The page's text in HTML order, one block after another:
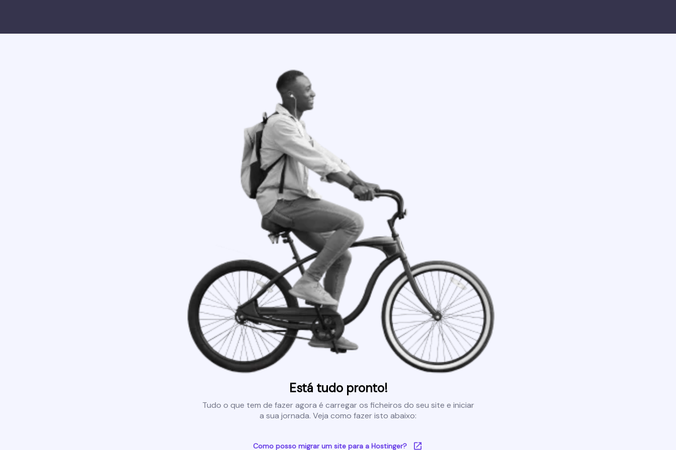
Está tudo pronto!
Tudo o que tem de fazer agora é carregar os ficheiros do seu site e iniciar
a sua jornada. Veja como fazer isto abaixo:
Como posso migrar um site para a Hostinger?